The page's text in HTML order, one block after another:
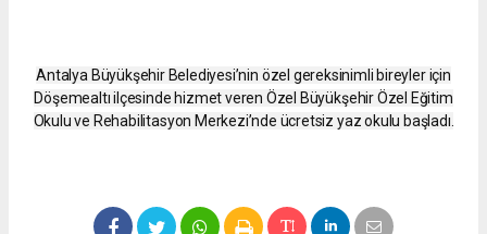
Antalya Büyükşehir Belediyesi’nin özel gereksinimli bireyler için
Döşemealtı ilçesinde hizmet veren Özel Büyükşehir Özel Eğitim
Okulu ve Rehabilitasyon Merkezi’nde ücretsiz yaz okulu başladı.